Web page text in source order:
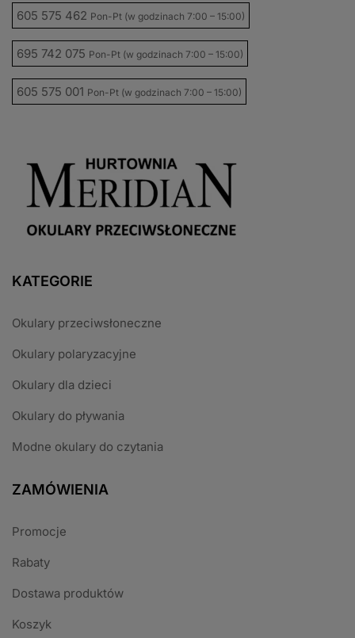
605 575 462 Pon-Pt (w godzinach 7:00 – 15:00)
695 742 075 Pon-Pt (w godzinach 7:00 – 15:00)
605 575 001 Pon-Pt (w godzinach 7:00 – 15:00)
KATEGORIE
Okulary przeciwsłoneczne
Okulary polaryzacyjne
Okulary dla dzieci
Okulary do pływania
Modne okulary do czytania
ZAMÓWIENIA
Promocje
Rabaty
Dostawa produktów
Koszyk